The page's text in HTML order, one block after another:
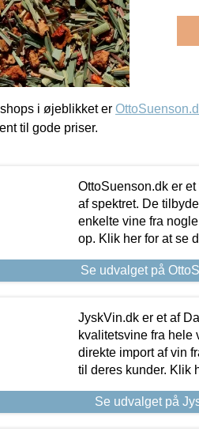
i øjeblikket er
til gode priser.
OttoSuenson.dk er
af spektret. De
enkelte vine fra
op. Klik her for at se
Se udvalget på
JyskVin.dk er et af
kvalitetsvine fra hele
direkte import af vin
til deres kunder. Klik
Se udvalget på